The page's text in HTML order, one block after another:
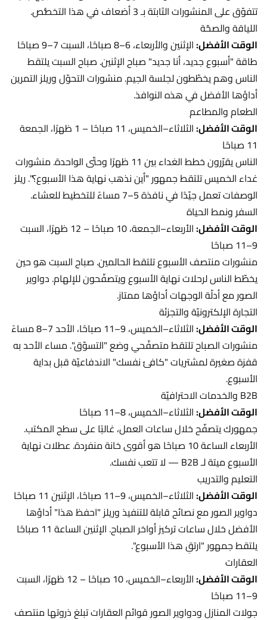
تتفوّق على المنشورات الثابتة بـ 3 أضعاف في هذا التخصُّص.
اللياقة والصحّة
الوقت الأفضل:الإثنين والأربعاء، 6–8 صباحًا، السبت 7–9 صباحًا
طاقة "أسبوع جديد، أنا جديد" صباح الإثنين. صباح السبت يلتقط
الناس وهم يخطّطون لجلسة الجيم. منشورات التحوّل وريلز التمرين
أداؤها الأفضل في هذه النوافذ.
الطعام والمطاعم
الوقت الأفضل:
الثلاثاء–الخميس، 11 صباحًا – 1 ظهرًا، الجمعة
11 صباحًا
الناس يقرّرون خطط الغداء بين 11 ظهرًا وحتّى الواحدة. منشورات
غداء الخميس تلتقط جمهور "أين نذهب نهاية هذا الأسبوع؟". ريلز
الوصفات تعمل جيّدًا في نافذة 5–7 مساءً للتخطيط للعشاء.
السفر ونمط الحياة
الوقت الأفضل:
الأربعاء–الجمعة، 10 صباحًا – 12 ظهرًا، السبت
9–11 صباحًا
منشورات منتصف الأسبوع تلتقط الحالمين. صباح السبت هو حين
يخطّط الناس لرحلات نهاية الأسبوع ويتصفّحون للإلهام. دواوير
الصور مع أدلّة الوجهات أداؤها ممتاز.
التجارة الإلكترونيّة والتجزئة
الوقت الأفضل:الثلاثاء–الخميس، 9–11 صباحًا، الأحد 7–8 مساءً
منشورات الصباح تلتقط متصفّحي وضع "التسوّق". مساء الأحد به
قفزة صغيرة لمشتريات "كافئ نفسك" الاندفاعيّة قبل بداية
الأسبوع.
B2B والخدمات الاحترافيّة
الوقت الأفضل:الثلاثاء–الخميس، 8–11 صباحًا
جمهورك يتصفّح خلال ساعات العمل، غالبًا على سطح المكتب.
الأربعاء الساعة 10 صباحًا هو أقوى خانة منفردة. عطلات نهاية
الأسبوع ميتة لـ B2B — لا تتعب نفسك.
التعليم والتدريب
الوقت الأفضل:الثلاثاء–الخميس، 9–11 صباحًا، الإثنين 11 صباحًا
دواوير الصور مع نصائح قابلة للتنفيذ وريلز "احفظ هذا" أداؤها
الأفضل خلال ساعات تركيز أواخر الصباح. الإثنين الساعة 11 صباحًا
يلتقط جمهور "ارتقِ هذا الأسبوع".
العقارات
الوقت الأفضل:
الأربعاء–الخميس، 10 صباحًا – 12 ظهرًا، السبت
9–11 صباحًا
جولات المنازل ودواوير الصور قوائم العقارات تبلغ ذروتها منتصف